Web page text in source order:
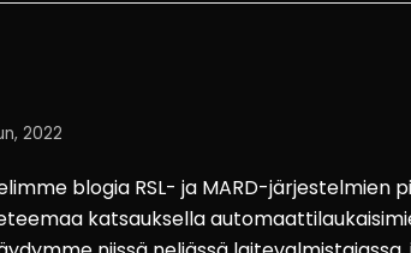
2022
blogia RSL- ja MARD-järjestelmien
katsauksella